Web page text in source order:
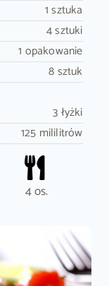
1 sztuka
4 sztuki
1 opakowanie
8 sztuk
3 łyżki
125 mililitrów
4 os.